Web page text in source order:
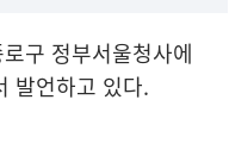
구 정부서울청사에
발언하고 있다.